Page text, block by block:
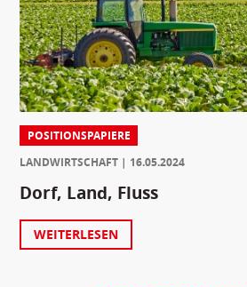
POSITIONSPAPIERE
LANDWIRTSCHAFT
16.05.2024
Dorf, Land, Fluss
WEITERLESEN